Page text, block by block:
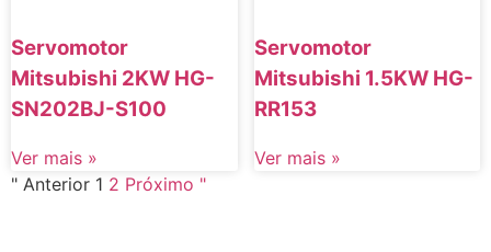
Servomotor
Mitsubishi 2KW HG-
SN202BJ-S100
Ver mais »
Servomotor
Mitsubishi 1.5KW HG-
RR153
Ver mais »
" Anterior 1 2 Próximo "